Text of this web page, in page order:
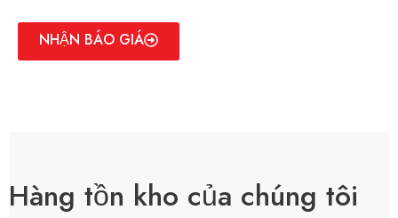
NHẬN BÁO GIÁ
Hàng tồn kho của chúng tôi